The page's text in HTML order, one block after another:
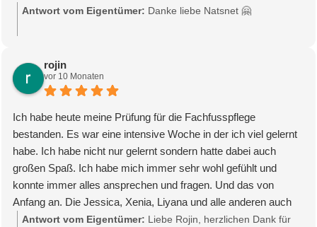
Antwort vom Eigentümer: Danke liebe Natsnet 🤗
rojin
vor 10 Monaten
Ich habe heute meine Prüfung für die Fachfusspflege
bestanden. Es war eine intensive Woche in der ich viel gelernt
habe. Ich habe nicht nur gelernt sondern hatte dabei auch
großen Spaß. Ich habe mich immer sehr wohl gefühlt und
konnte immer alles ansprechen und fragen. Und das von
Anfang an. Die Jessica, Xenia, Liyana und alle anderen auch
waren immer sehr freundlich und Geduldig.
Antwort vom Eigentümer: Liebe Rojin, herzlichen Dank für